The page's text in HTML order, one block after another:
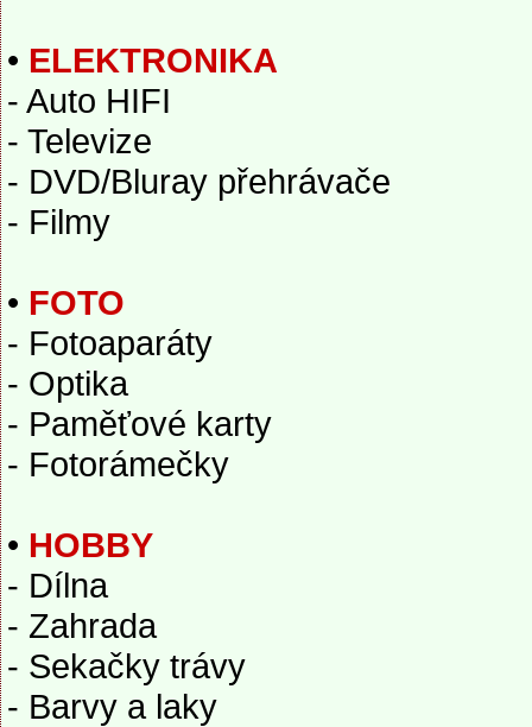
• ELEKTRONIKA
- Auto HIFI
- Televize
- DVD/Bluray přehrávače
- Filmy
• FOTO
- Fotoaparáty
- Optika
- Paměťové karty
- Fotorámečky
• HOBBY
- Dílna
- Zahrada
- Sekačky trávy
- Barvy a laky